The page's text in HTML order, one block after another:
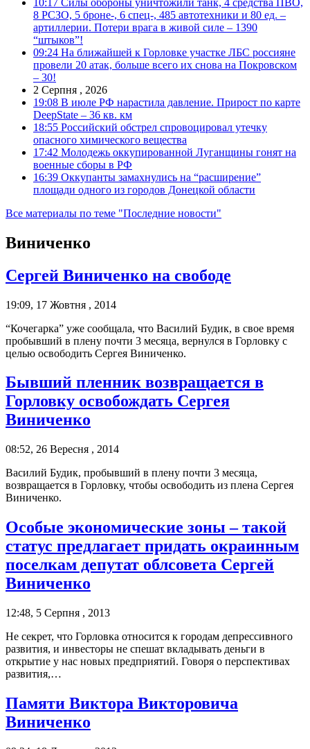
8 РСЗО, 5 броне-, 6 спец-, 485 автотехники и 80 ед. –
артиллерии. Потери врага в живой силе – 1390
“штыков”!
09:24 На ближайшей к Горловке участке ЛБС россияне
провели 20 атак, больше всего их снова на Покровском
– 30!
2 Серпня , 2026
19:08 В июле РФ нарастила давление. Прирост по карте
DeepState – 36 кв. км
18:55 Российский обстрел спровоцировал утечку
опасного химического вещества
17:42 Молодежь оккупированной Луганщины гонят на
военные сборы в РФ
16:39 Оккупанты замахнулись на “расширение”
площади одного из городов Донецкой области
Все материалы по теме "Последние новости"
Виниченко
Сергей Виниченко на свободе
19:09, 17 Жовтня , 2014
“Кочегарка” уже сообщала, что Василий Будик, в свое время
пробывший в плену почти 3 месяца, вернулся в Горловку с
целью освободить Сергея Виниченко.
Бывший пленник возвращается в
Горловку освобождать Сергея
Виниченко
08:52, 26 Вересня , 2014
Василий Будик, пробывший в плену почти 3 месяца,
возвращается в Горловку, чтобы освободить из плена Сергея
Виниченко.
Особые экономические зоны – такой
статус предлагает придать окраинным
поселкам депутат облсовета Сергей
Виниченко
12:48, 5 Серпня , 2013
Не секрет, что Горловка относится к городам депрессивного
развития, и инвесторы не спешат вкладывать деньги в
открытие у нас новых предприятий. Говоря о перспективах
развития,…
Памяти Виктора Викторовича
Виниченко